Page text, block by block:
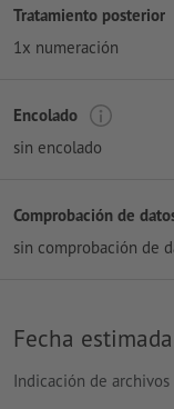
Tratamiento posterior
1x numeración
Encolado
sin encolado
Comprobación de
sin comprobación de
Fecha
Indicación de